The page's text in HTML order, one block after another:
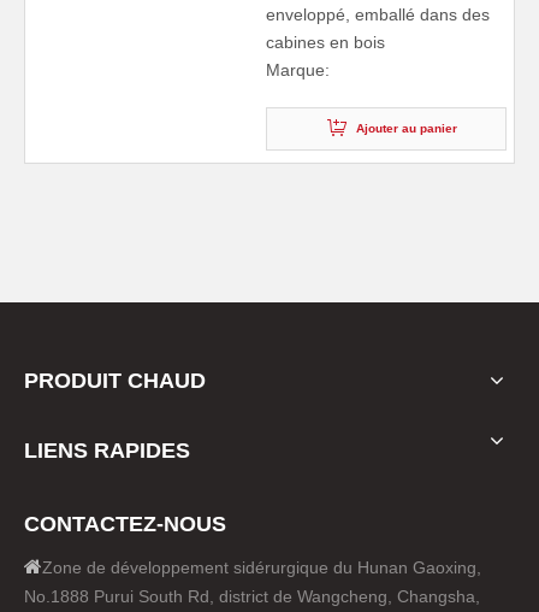
enveloppé, emballé dans des
cabines en bois
Marque:
Ajouter au panier
PRODUIT CHAUD
LIENS RAPIDES
CONTACTEZ-NOUS
Zone de développement sidérurgique du Hunan Gaoxing,
No.1888 Purui South Rd, district de Wangcheng, Changsha,